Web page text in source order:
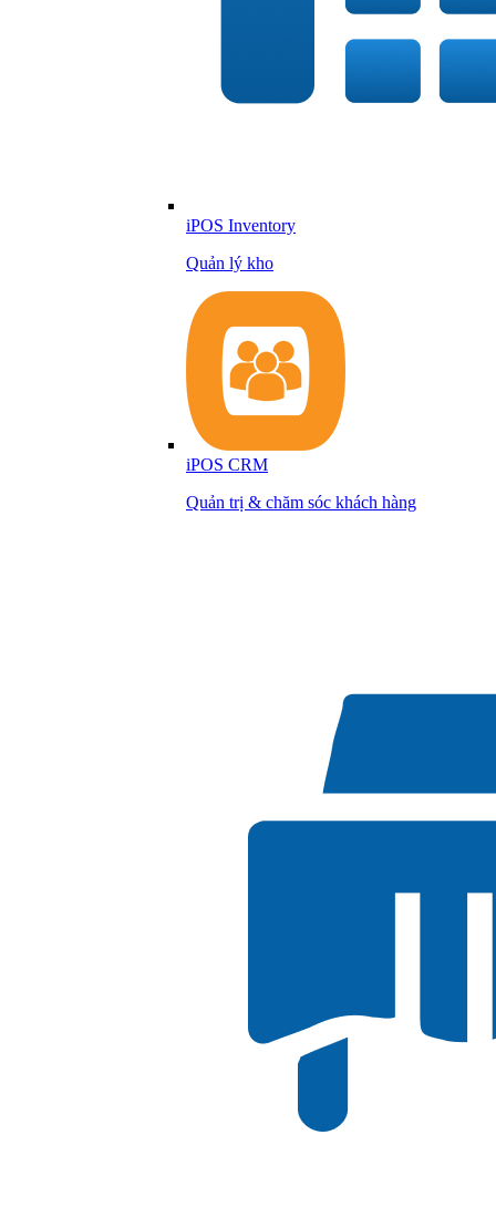
iPOS Inventory
Quản lý kho
iPOS CRM
Quản trị & chăm sóc khách hàng